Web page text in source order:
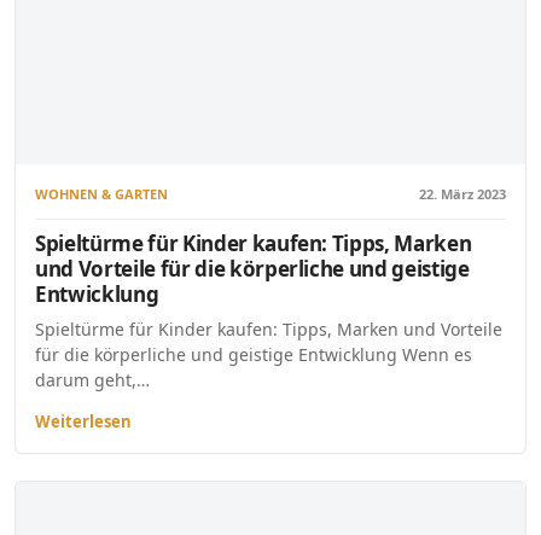
WOHNEN & GARTEN 22. März 2023
Spieltürme für Kinder kaufen: Tipps, Marken
und Vorteile für die körperliche und geistige
Entwicklung
Spieltürme für Kinder kaufen: Tipps, Marken und Vorteile
für die körperliche und geistige Entwicklung Wenn es
darum geht,…
Weiterlesen